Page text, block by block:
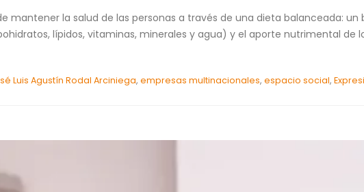
mantener la salud de las personas a través de una dieta balanceada:
lípidos, vitaminas, minerales y agua) y el aporte nutrimental de
Luis Agustín Rodal Arciniega,empresas multinacionales,espacio social,